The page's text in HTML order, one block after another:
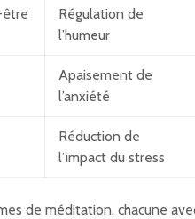
Régulation de
l’humeur
Apaisement de
l’anxiété
Réduction de
l’impact du stress
de méditation, chacune